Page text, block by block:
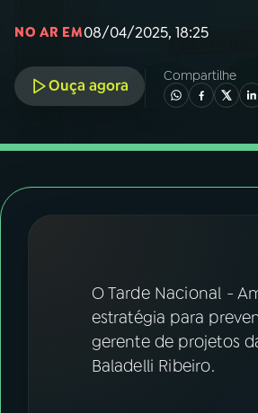
06VIDEOCASTS
07ÚLTIMAS
08FESTIVAL DE MÚSICA
Instagram
NO AR EM08/04/2025, 18:25
Ouça agora
Compartilhe
O Tarde Nacional -
estratégia para
gerente de projetos
Baladelli Ribeiro.